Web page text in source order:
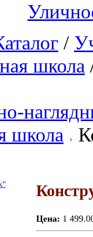
/
школа
школа
Цена: 1